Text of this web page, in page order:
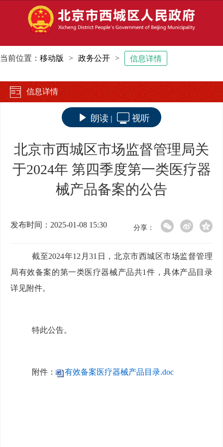
当前位置： 移动版 > 政务公开 > 信息详情
信息详情
朗读 | 视听
北京市西城区市场监督管理局关
于2024年 第四季度第一类医疗器
械产品备案的公告
发布时间：2025-01-08 15:30 分享：
截至2024年12月31日， 北京市西城区市场监督管理
局有效备案的第一类医疗器械产品共1件，具体产品目录
详见附件。
特此公告。
附件： 有效备案医疗器械产品目录.doc